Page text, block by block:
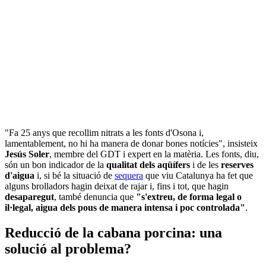
"Fa 25 anys que recollim nitrats a les fonts d'Osona i,
lamentablement, no hi ha manera de donar bones notícies", insisteix
Jesús Soler, membre del GDT i expert en la matèria. Les fonts, diu,
són un bon indicador de la qualitat dels aqüífers i de les reserves
d'aigua i, si bé la situació de sequera que viu Catalunya ha fet que
alguns brolladors hagin deixat de rajar i, fins i tot, que hagin
desaparegut, també denuncia que "s'extreu, de forma legal o
il·legal, aigua dels pous de manera intensa i poc controlada".
Reducció de la cabana porcina: una
solució al problema?